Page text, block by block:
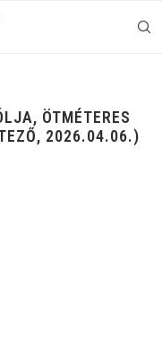
ÖTMÉTERES
2026.04.06.)